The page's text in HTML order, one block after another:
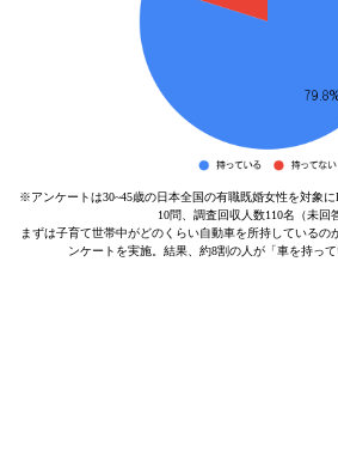
※アンケートは30~45歳の日本全国の有職既婚女性を対象
10問、調査回収人数110名（未回
まずは子育て世帯中がどのくらい自動車を所持しているの
ンケートを実施。結果、約8割の人が「車を持って